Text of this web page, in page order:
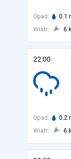
Opad: 0.1
Wiatr:
6
22:00
Opad: 0.2
Wiatr:
6